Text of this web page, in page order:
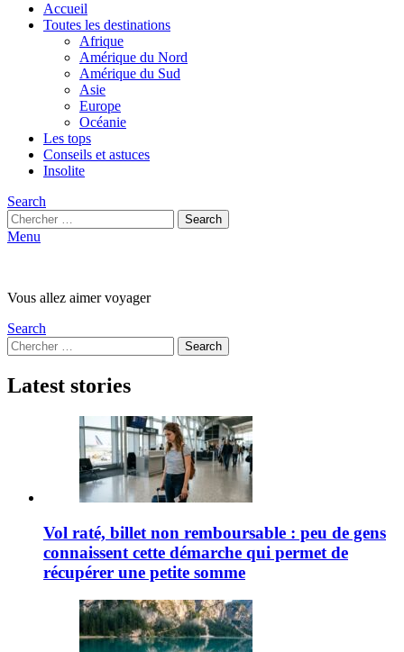
Accueil
Toutes les destinations
Afrique
Amérique du Nord
Amérique du Sud
Asie
Europe
Océanie
Les tops
Conseils et astuces
Insolite
Search
Search
for:
Search
Menu
Vous allez aimer voyager
Search
Search
for:
Search
Latest stories
Vol raté, billet non remboursable : peu de gens
connaissent cette démarche qui permet de
récupérer une petite somme